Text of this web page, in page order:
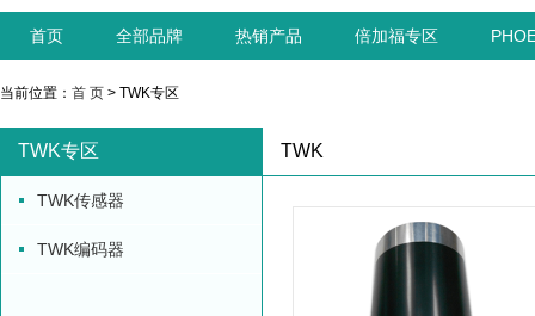
首页 全部品牌 热销产品 倍加福专区
当前位置： 首 页 > TWK专区
TWK专区
TWK传感器
TWK编码器
TWK